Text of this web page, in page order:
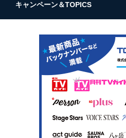
キャンペーン＆TOPICS